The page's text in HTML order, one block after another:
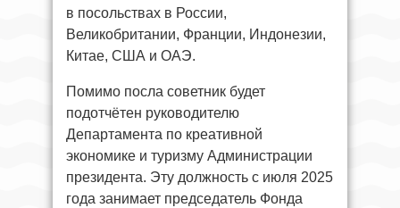
в посольствах в России,
Великобритании, Франции, Индонезии,
Китае, США и ОАЭ.
Помимо посла советник будет
подотчётен руководителю
Департамента по креативной
экономике и туризму Администрации
президента. Эту должность с июля 2025
года занимает председатель Фонда